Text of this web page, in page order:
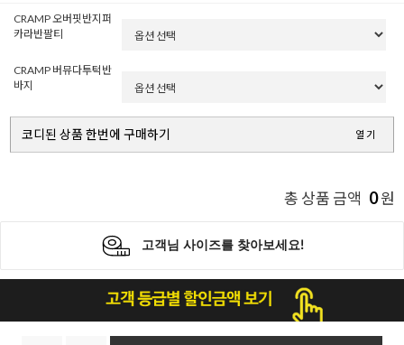
CRAMP 오버핏반지퍼
카라반팔티
CRAMP 버뮤다투턱반
바지
코디된 상품 한번에 구매하기 열기
총 상품 금액 0원